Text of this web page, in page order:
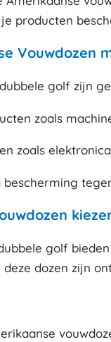
producten
Vouwdozen
golf zijn
zoals
zoals
golf
dozen zijn